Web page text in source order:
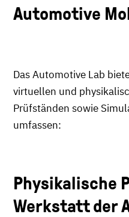
Automotive
Das Automotive Lab
virtuellen und
Prüfständen sowie
umfassen:
Physikalische
Werkstatt der